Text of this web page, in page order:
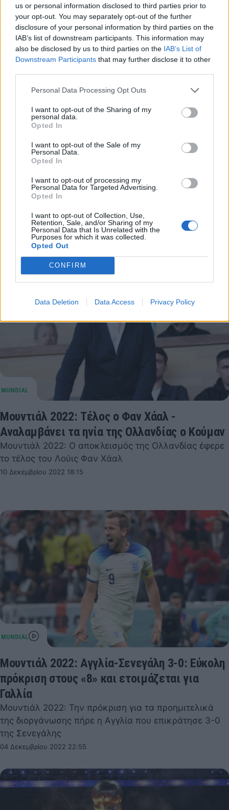
us or personal information disclosed to third parties prior to
your opt-out. You may separately opt-out of the further
disclosure of your personal information by third parties on the
IAB’s list of downstream participants. This information may
also be disclosed by us to third parties on the IAB’s List of
Downstream Participants that may further disclose it to other
Personal Data Processing Opt Outs
I want to opt-out of the Sharing of my
personal data.
Opted In
I want to opt-out of the Sale of my
Personal Data.
Opted In
I want to opt-out of processing my
Personal Data for Targeted Advertising.
Opted In
I want to opt-out of Collection, Use,
Retention, Sale, and/or Sharing of my
Personal Data that Is Unrelated with the
Purposes for which it was collected.
Opted Out
CONFIRM
Data Deletion Data Access Privacy Policy
- Το πανόραμα της διοργάνωσης
Μαρόκο και Γαλλία είναι οι δυο τελευταίες ομάδες
που πέρασαν στα ημιτελικά και θα αναμετρηθούν
μεταξύ τους για την πρόκριση στον τελικό…
10 Δεκεμβρίου 2022 23:02
Μουντιάλ 2022: Τέλος ο Φαν Χάαλ -
Αναλαμβάνει τα ηνία της Ολλανδίας ο Κούμαν
Μουντιάλ 2022: Ο αποκλεισμός της Ολλανδίας έφερε
το τέλος του Λούις Φαν Χάαλ
10 Δεκεμβρίου 2022 18:15
Μουντιάλ 2022: Αγγλία-Σενεγάλη 3-0: Εύκολη
πρόκριση στους «8» και ετοιμάζεται για
Γαλλία
Μουντιάλ 2022: Την πρόκριση για τα προημιτελικά
της διοργάνωσης πήρε η Αγγλία που επικράτησε 3-0
της Σενεγάλης
04 Δεκεμβρίου 2022 22:55